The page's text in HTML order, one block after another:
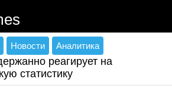
Новости Аналитика
реагирует на
статистику